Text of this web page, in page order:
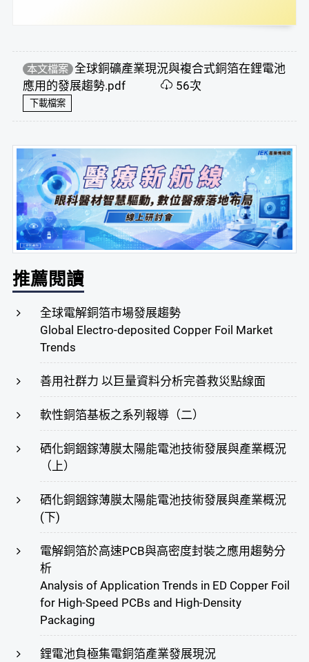
本文檔案 全球銅礦產業現況與複合式銅箔在鋰電池
應用的發展趨勢.pdf
56次
下載檔案
推薦閱讀
全球電解銅箔市場發展趨勢
Global Electro-deposited Copper Foil Market
Trends
善用社群力 以巨量資料分析完善救災點線面
軟性銅箔基板之系列報導（二）
硒化銅銦鎵薄膜太陽能電池技術發展與產業概況
（上）
硒化銅銦鎵薄膜太陽能電池技術發展與產業概況
(下)
電解銅箔於高速PCB與高密度封裝之應用趨勢分
析
Analysis of Application Trends in ED Copper Foil
for High-Speed PCBs and High-Density
Packaging
鋰電池負極集電銅箔產業發展現況